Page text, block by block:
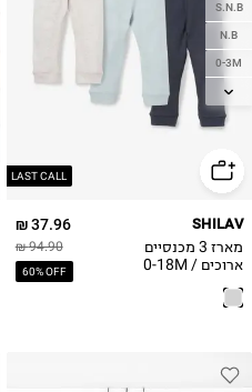
LAST CALL
S.N.B
N.B
0-3M
3-6M
6-12M
37.96 ₪
94.90 ₪
60% OFF
SHILAV
מארז 3 מכנסיים
ארוכים / 0-18M